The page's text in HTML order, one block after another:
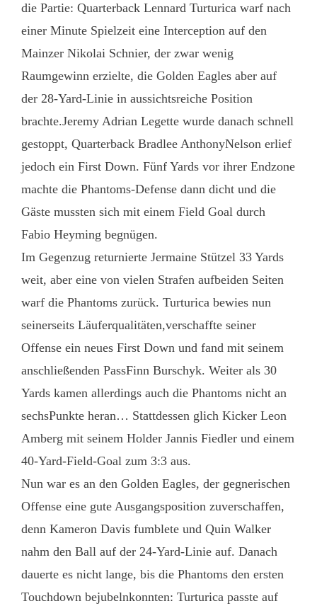
die Partie: Quarterback Lennard Turturica warf nach
einer Minute Spielzeit eine Interception auf den
Mainzer Nikolai Schnier, der zwar wenig
Raumgewinn erzielte, die Golden Eagles aber auf
der 28-Yard-Linie in aussichtsreiche Position
brachte.Jeremy Adrian Legette wurde danach schnell
gestoppt, Quarterback Bradlee AnthonyNelson erlief
jedoch ein First Down. Fünf Yards vor ihrer Endzone
machte die Phantoms-Defense dann dicht und die
Gäste mussten sich mit einem Field Goal durch
Fabio Heyming begnügen.
Im Gegenzug returnierte Jermaine Stützel 33 Yards
weit, aber eine von vielen Strafen aufbeiden Seiten
warf die Phantoms zurück. Turturica bewies nun
seinerseits Läuferqualitäten,verschaffte seiner
Offense ein neues First Down und fand mit seinem
anschließenden PassFinn Burschyk. Weiter als 30
Yards kamen allerdings auch die Phantoms nicht an
sechsPunkte heran… Stattdessen glich Kicker Leon
Amberg mit seinem Holder Jannis Fiedler und einem
40-Yard-Field-Goal zum 3:3 aus.
Nun war es an den Golden Eagles, der gegnerischen
Offense eine gute Ausgangsposition zuverschaffen,
denn Kameron Davis fumblete und Quin Walker
nahm den Ball auf der 24-Yard-Linie auf. Danach
dauerte es nicht lange, bis die Phantoms den ersten
Touchdown bejubelnkonnten: Turturica passte auf